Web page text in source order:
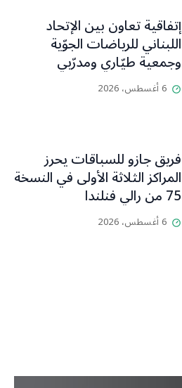
إتفاقية تعاون بين الإتحاد
اللبناني للرياضات الجوّية
وجمعية طيّاري ومدرّبي
الطيران الشراعي
6 أغسطس، 2026
فريق جازو للسباقات يحرز
المراكز الثلاثة الأولى في النسخة
75 من رالي فنلندا
6 أغسطس، 2026